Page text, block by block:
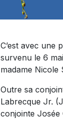
C’est avec une
survenu le 6
madame Nicole
Outre sa
Labrecque Jr.
conjointe Josée